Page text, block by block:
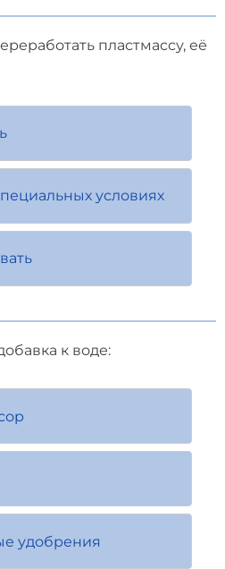
пластмассу, её
условиях
к воде:
удобрения